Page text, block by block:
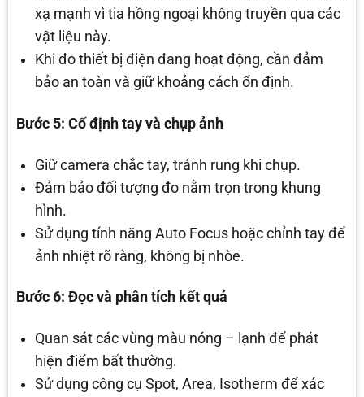
xạ mạnh vì tia hồng ngoại không truyền qua các
vật liệu này.
Khi đo thiết bị điện đang hoạt động, cần đảm
bảo an toàn và giữ khoảng cách ổn định.
Bước 5: Cố định tay và chụp ảnh
Giữ camera chắc tay, tránh rung khi chụp.
Đảm bảo đối tượng đo nằm trọn trong khung
hình.
Sử dụng tính năng Auto Focus hoặc chỉnh tay để
ảnh nhiệt rõ ràng, không bị nhòe.
Bước 6: Đọc và phân tích kết quả
Quan sát các vùng màu nóng – lạnh để phát
hiện điểm bất thường.
Sử dụng công cụ Spot, Area, Isotherm để xác